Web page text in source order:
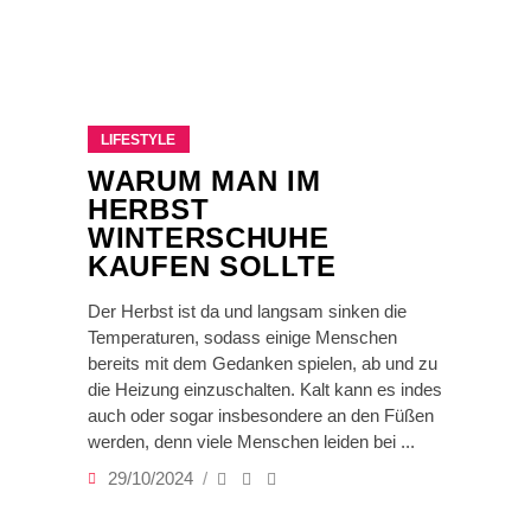
LIFESTYLE
WARUM MAN IM
HERBST
WINTERSCHUHE
KAUFEN SOLLTE
Der Herbst ist da und langsam sinken die
Temperaturen, sodass einige Menschen
bereits mit dem Gedanken spielen, ab und zu
die Heizung einzuschalten. Kalt kann es indes
auch oder sogar insbesondere an den Füßen
werden, denn viele Menschen leiden bei
29/10/2024